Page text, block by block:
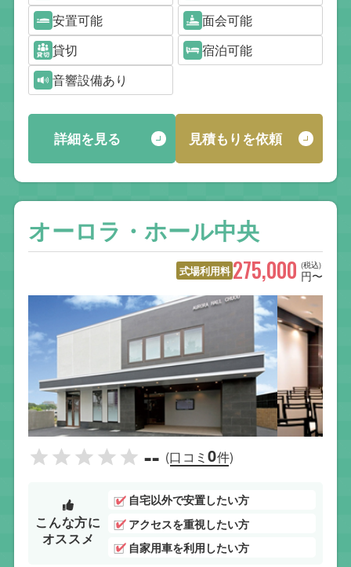
安置可能
面会可能
貸切
宿泊可能
音響設備あり
詳細を見る 見積もりを依頼
オーロラ・ホール中央
式場利用料 (税込)
275,000 円〜
-- (口コミ0件)
こんな方に
オススメ
自宅以外で安置したい方
アクセスを重視したい方
自家用車を利用したい方